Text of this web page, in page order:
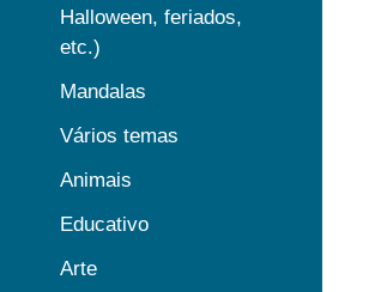
Halloween, feriados,
etc.)
Mandalas
Vários temas
Animais
Educativo
Arte